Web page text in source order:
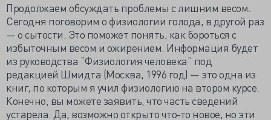
Продолжаем обсуждать проблемы с лишним весом.
Сегодня поговорим о физиологии голода, в другой раз
— о сытости. Это поможет понять, как бороться с
избыточным весом и ожирением. Информация будет
из руководства “Физиология человека” под
редакцией Шмидта (Москва, 1996 год) — это одна из
книг, по которым я учил физиологию на втором курсе.
Конечно, вы можете заявить, что часть сведений
устарела. Да, возможно открыто что-то новое, но эти